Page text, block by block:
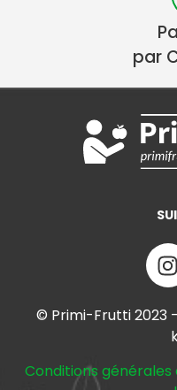
par
© Primi-Frutti 2023
Conditions générales